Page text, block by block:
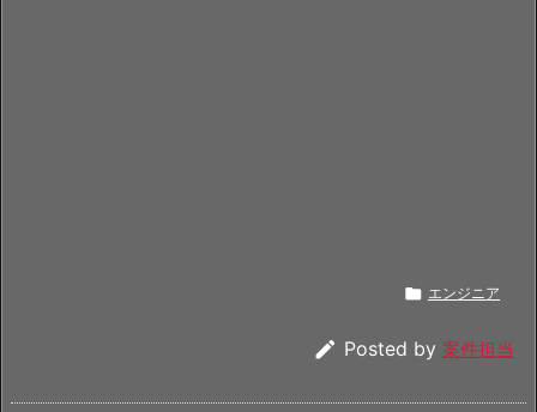
 エンジニア
 Posted by 案件担当